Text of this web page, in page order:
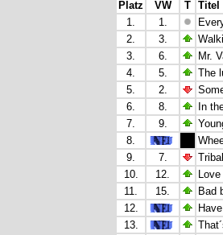
Platz VW T Titel
1.
1.
2.
3.
3.
6.
Mr.
4.
5.
The
5.
2.
6.
8.
In
7.
9.
8.
9.
7.
10.
12.
11.
15.
Bad
12.
13.